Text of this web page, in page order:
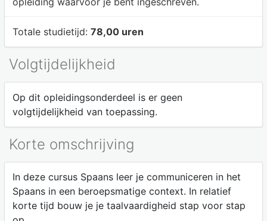
Totale studietijd: 78,00 uren
Volgtijdelijkheid
Op dit opleidingsonderdeel is er geen
volgtijdelijkheid van toepassing.
Korte omschrijving
In deze cursus Spaans leer je communiceren in het
Spaans in een beroepsmatige context. In relatief
korte tijd bouw je je taalvaardigheid stap voor stap